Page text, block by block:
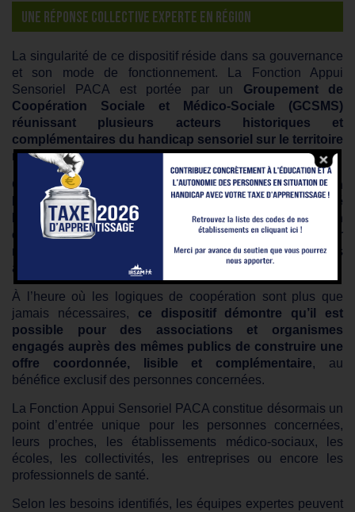
UNE RÉPONSE COLLECTIVE EXPERTE EN RÉGION
La singularité de ce dispositif réside dans sa gouvernance
et son mode de fonctionnement. La Fonction Appui
Sensoriel PACA est portée par un Groupement de
Coopération Sociale et Médico-Sociale (GCSMS)
réunissant plusieurs acteurs historiques et
complémentaires du handicap sensoriel sur le territoire
régional.
Cette dynamique collective associe notreAssociation
IRSAM, l’ARPEP PACA, l’URAPEDA Sud et la Mutualité
Française PACA SSAM
autour d’une ambition
commune : mettre en réseau leurs expertises
pour
mieux répondre aux besoins des personnes
accompagnées.
À l’heure où les logiques de coopération sont plus que
jamais nécessaires, ce dispositif démontre qu’il est
possible pour des associations et organismes
engagés auprès des mêmes publics de construire une
offre coordonnée, lisible et complémentaire, au
bénéfice exclusif des personnes concernées.
La Fonction Appui Sensoriel PACA constitue désormais un
point d’entrée unique pour les personnes concernées,
leurs proches, les établissements médico-sociaux, les
écoles, les collectivités, les entreprises ou encore les
professionnels de santé.
Selon les besoins identifiés, les équipes expertes peuvent